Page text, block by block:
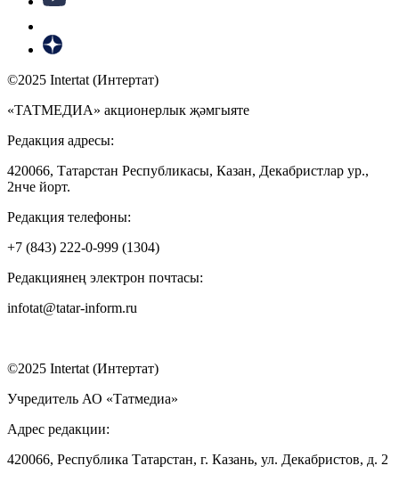
©2025 Intertat (Интертат)
«ТАТМЕДИА» акционерлык җәмгыяте
Редакция адресы:
420066, Татарстан Республикасы, Казан, Декабристлар ур.,
2нче йорт.
Редакция телефоны:
+7 (843) 222-0-999 (1304)
Редакциянең электрон почтасы:
infotat@tatar-inform.ru
©2025 Intertat (Интертат)
Учредитель АО «Татмедиа»
Адрес редакции:
420066, Республика Татарстан, г. Казань, ул. Декабристов, д. 2